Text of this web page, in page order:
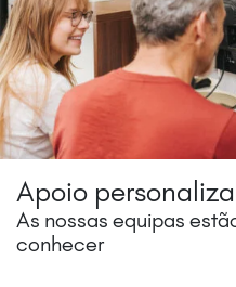
Apoio
As nossas equipas
conhecer